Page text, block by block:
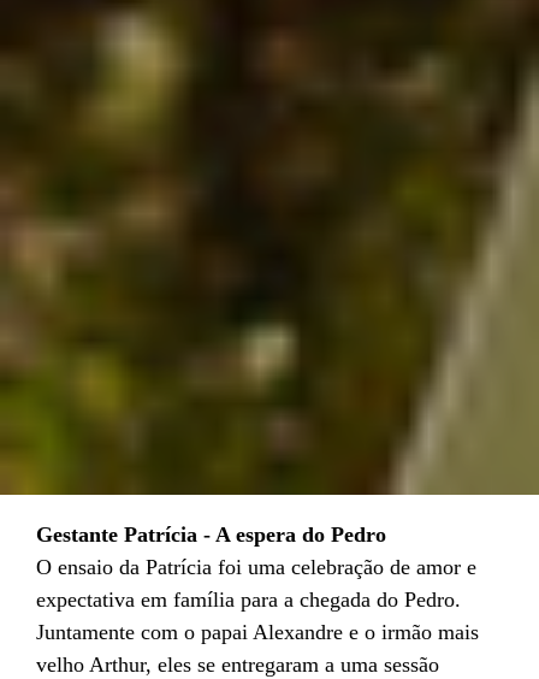
Gestante Patrícia - A espera do Pedro
O ensaio da Patrícia foi uma celebração de amor e
expectativa em família para a chegada do Pedro.
Juntamente com o papai Alexandre e o irmão mais
velho Arthur, eles se entregaram a uma sessão